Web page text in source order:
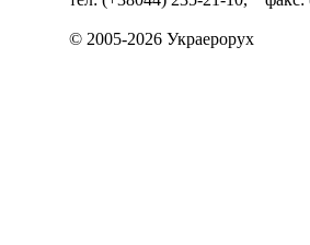
© 2005-2026 Украерорух